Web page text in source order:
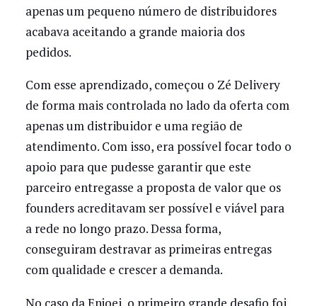
apenas um pequeno número de distribuidores
acabava aceitando a grande maioria dos
pedidos.
Com esse aprendizado, começou o Zé Delivery
de forma mais controlada no lado da oferta com
apenas um distribuidor e uma região de
atendimento. Com isso, era possível focar todo o
apoio para que pudesse garantir que este
parceiro entregasse a proposta de valor que os
founders acreditavam ser possível e viável para
a rede no longo prazo. Dessa forma,
conseguiram destravar as primeiras entregas
com qualidade e crescer a demanda.
No caso da Enjoei, o primeiro grande desafio foi